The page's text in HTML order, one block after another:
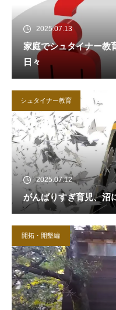
2025.07.13
家庭でシュタイナー教
日々
シュタイナー教育
2025.07.12
がんばりすぎ育児、沼
開拓・開墾編